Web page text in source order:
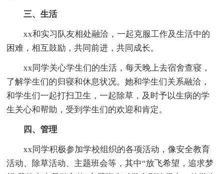
三、生活
xx和实习队友相处融洽，一起克服工作及生活中的
困难，相互鼓励，共同前进，共同成长。
xx同学关心学生们的生活，每天晚上去宿舍查寝，
了解学生们的归寝和休息状况。她和学生们关系融洽，
和学生们一起打扫卫生，一起除草，及时予以生病的学
生关心和帮助，受到学生们的欢迎和肯定。
四、管理
xx同学积极参加学校组织的各项活动，像安全教育
活动、除草活动、主题班会等，其中“放飞希望，追求梦